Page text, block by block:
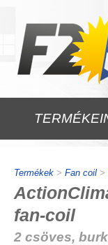
Termékek > Fan coil >
fan-coil
2 csöves,